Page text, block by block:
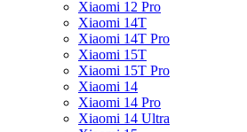
Xiaomi 12 Pro
Xiaomi 14T
Xiaomi 14T Pro
Xiaomi 15T
Xiaomi 15T Pro
Xiaomi 14
Xiaomi 14 Pro
Xiaomi 14 Ultra